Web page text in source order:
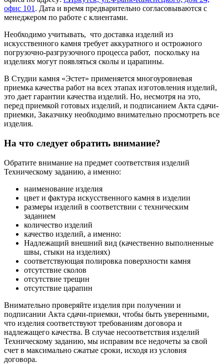
офис 101 . Дата и время предварительно согласовываются с
менеджером по работе с клиентами.
Необходимо учитывать, что доставка изделий из
искусственного камня требует аккуратного и острожного
погрузочно-разгрузочного процесса работ, поскольку на
изделиях могут появляться сколы и царапины.
В Студии камня «Эстет» применяется многоуровневая
приемка качества работ на всех этапах изготовления изделий,
это дает гарантии качества изделий. Но, несмотря на это,
перед приемкой готовых изделий, и подписанием Акта сдачи-
приемки, Заказчику необходимо внимательно просмотреть все
изделия.
На что следует обратить внимание?
Обратите внимание на предмет соответствия изделий
Техническому заданию, а именно:
наименование изделия
цвет и фактура искусственного камня в изделии
размеры изделий в соответствии с техническим
заданием
количество изделий
качество изделий, а именно:
Надлежащий внешний вид (качественно выполненные
швы, стыки на изделиях)
соответствующая полировка поверхности камня
отсутствие сколов
отсутствие трещин
отсутствие царапин
Внимательно проверяйте изделия при получении и
подписании Акта сдачи-приемки, чтобы быть уверенными,
что изделия соответствуют требованиям договора и
надлежащего качества. В случае несоответствия изделий
Техническому заданию, мы исправим все недочеты за свой
счет в максимально сжатые сроки, исходя из условия
договора.